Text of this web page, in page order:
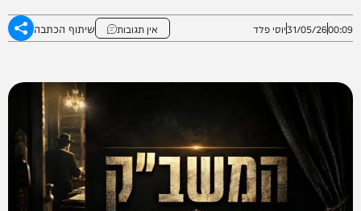
00:09
31/05/26יוסי פלד אין תגובות שיתוף הכתבה